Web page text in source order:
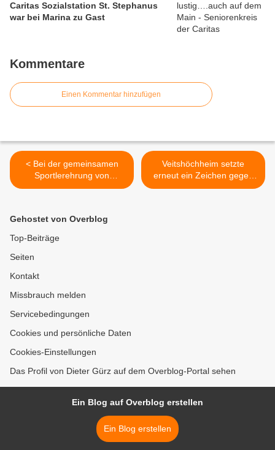
Caritas Sozialstation St. Stephanus
war bei Marina zu Gast
Kommentare
Einen Kommentar hinzufügen
< Bei der gemeinsamen
Sportlerehrung von
Gemeinde, Turngemeinde
elf Mannschaften und 23
Einzelpersonen im
Rampenlicht
Veitshöchheim setzte
erneut ein Zeichen gegen
die Wegwerfgesellschaft -
Gehostet von Overblog
Top-Beiträge
Seiten
Kontakt
Missbrauch melden
Servicebedingungen
Cookies und persönliche Daten
Cookies-Einstellungen
Das Profil von Dieter Gürz auf dem Overblog-Portal sehen
Ein Blog auf Overblog erstellen
Ein Blog erstellen